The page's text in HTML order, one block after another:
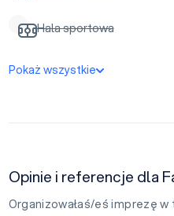
Hala sportowa
Pokaż wszystkie
Opinie i referencje dla
Organizowałaś/eś imprezę w